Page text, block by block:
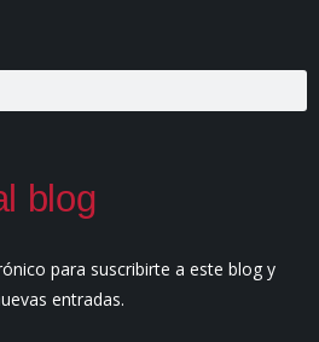
blog
para suscribirte a este blog y
entradas.